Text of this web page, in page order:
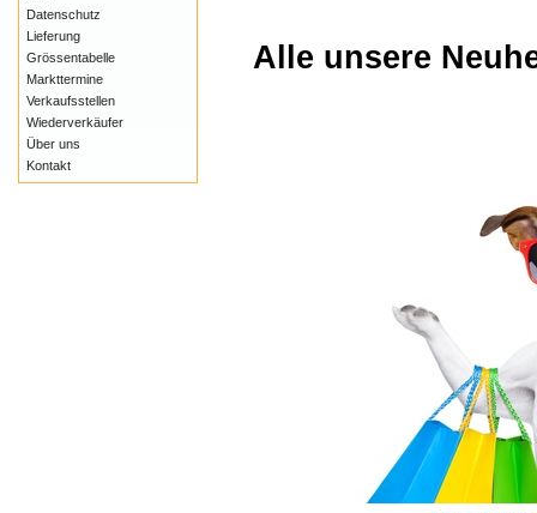
Alle unsere
Datenschutz
Lieferung
Grössentabelle
Markttermine
Verkaufsstellen
Wiederverkäufer
Über uns
Kontakt